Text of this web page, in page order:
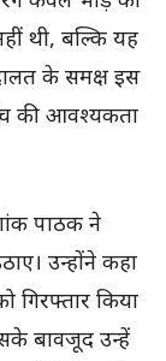
थी, बल्कि यह
के समक्ष इस
की आवश्यकता
पाठक ने
उन्होंने कहा
किया
बावजूद उन्हें